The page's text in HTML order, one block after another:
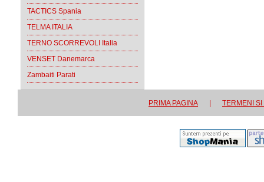
TACTICS Spania
TELMA ITALIA
TERNO SCORREVOLI Italia
VENSET Danemarca
Zambaiti Parati
PRIMA PAGINA TERMENI SI